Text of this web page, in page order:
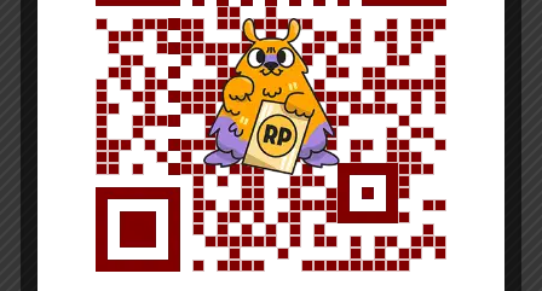
Gimikpeluhkan aroma berpadu
Sapa, sengir menggoda
Merayu, pelesir raja suka-suka
Ramona, maharani antah berantah
Pengusut darah suci pribumi beradat